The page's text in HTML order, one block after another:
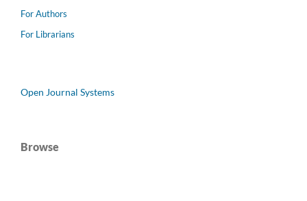
For Authors
For Librarians
Open Journal Systems
Browse